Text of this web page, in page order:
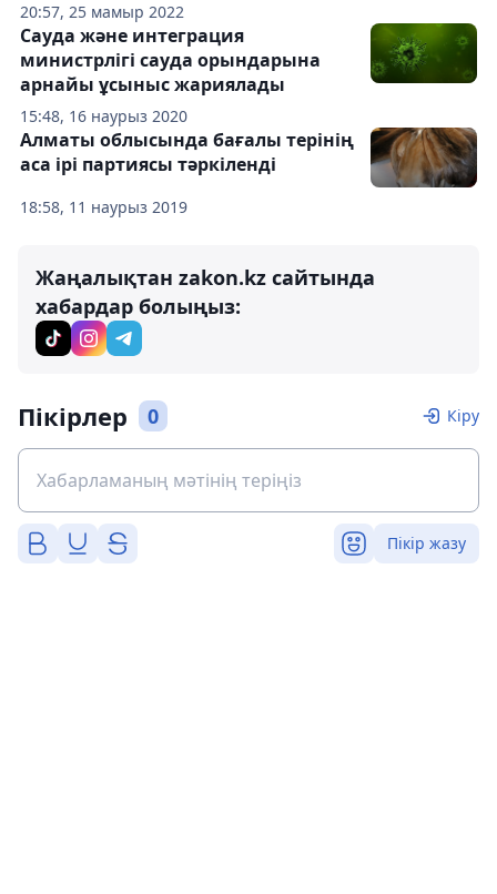
20:57, 25 мамыр 2022
15:48, 16 наурыз 2020
Сауда және интеграция
министрлігі сауда орындарына
арнайы ұсыныс жариялады
18:58, 11 наурыз 2019
Алматы облысында бағалы терінің
аса ірі партиясы тәркіленді
Жаңалықтан zakon.kz сайтында
хабардар болыңыз:
Пікірлер 0 Кіру
Пікір жазу